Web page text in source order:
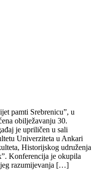
pamti Srebrenicu”, u
obilježavanju 30.
je upriličen u sali
Univerziteta u Ankari
Historijskog udruženja
Konferencija je okupila
razumijevanja […]